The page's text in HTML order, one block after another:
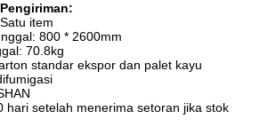
item
800 * 2600mm
70.8kg
standar ekspor dan palet kayu
hari setelah menerima setoran jika stok